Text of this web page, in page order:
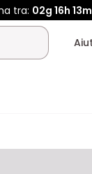
tra: 02g 16h 13m